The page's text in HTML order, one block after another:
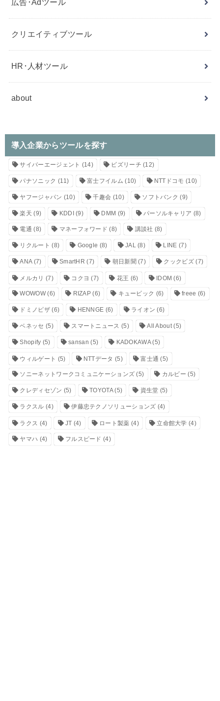
広告･Adツール
クリエイティブツール
HR･人材ツール
about
導入企業からツールを探す
サイバーエージェント (14) ビズリーチ (12)
パナソニック (11) 富士フイルム (10) NTTドコモ (10)
ヤフージャパン (10) 千趣会 (10) ソフトバンク (9)
楽天 (9) KDDI(9) DMM (9) パーソルキャリア (8)
電通 (8) マネーフォワード (8) 講談社 (8)
リクルート (8) Google (8) JAL(8) LINE (7)
ANA(7) SmartHR (7) 朝日新聞 (7) クックビズ(7)
メルカリ (7) コクヨ (7) 花王 (6) IDOM (6)
WOWOW(6) RIZAP (6) キュービック (6) freee (6)
ドミノピザ(6) HENNGE (6) ライオン (6)
ベネッセ (5) スマートニュース (5) All About(5)
Shopify (5) sansan (5) KADOKAWA(5)
ウィルゲート (5) NTTデータ (5) 富士通 (5)
ソニーネットワークコミュニケーションズ (5) カルビー (5)
クレディセゾン (5) TOYOTA(5) 資生堂 (5)
ラクスル (4) 伊藤忠テクノソリューションズ (4)
ラクス (4) JT (4) ロート製薬 (4) 立命館大学 (4)
ヤマハ (4) フルスピード (4)